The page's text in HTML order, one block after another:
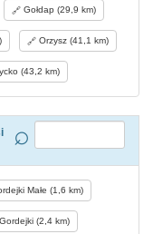
Gołdap (29,9 km)
Orzysz (41,1 km)
(43,2 km)
Małe (1,6 km)
(2,4 km)